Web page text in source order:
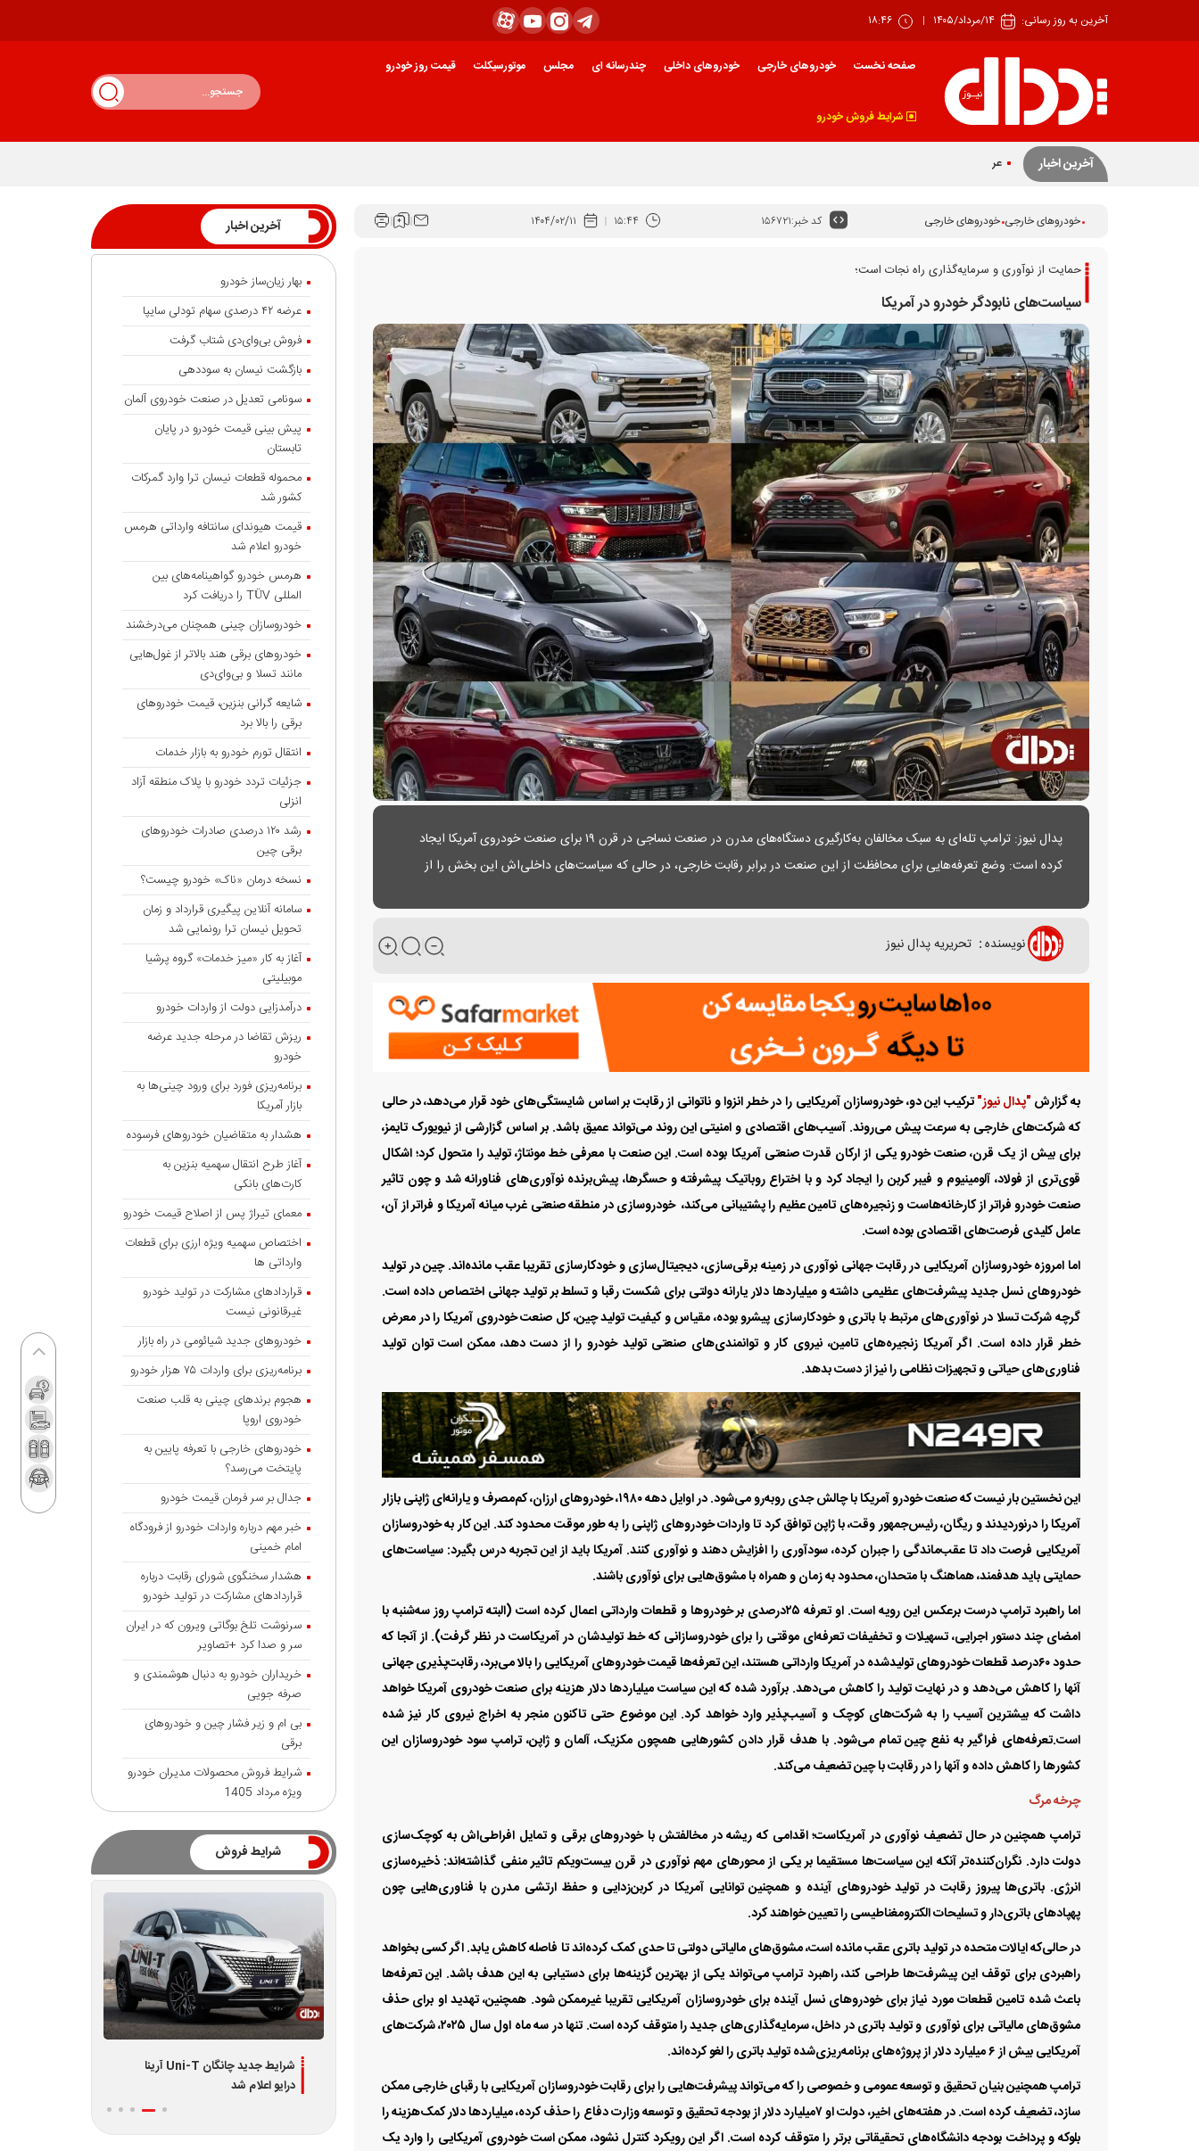
آخرین به روز رسانی: ۱۴/مرداد/۱۴۰۵ ۱۸:۴۶
صفحه نخست خودروهای خارجی خودروهای داخلی چندرسانه ای مجلس موتورسیکلت قیمت روز خودرو
شرایط فروش خودرو
آخرین اخبار عرضه ۴۲ درصدی سهام تودلی سایپا
خودروهای خارجی خودروهای خارجی کد خبر:۱۵۶۷۲۱ ۱۵:۴۴ ۱۴۰۴/۰۲/۱۱
حمایت از نوآوری و سرمایه‏‏‌گذاری راه نجات است؛
سیاست‏‏‌های نابودگر خودرو در آمریکا
پدال نیوز: ترامپ تله‌‌‌ای به سبک مخالفان به‌کارگیری دستگاه‌های مدرن در صنعت نساجی در قرن ۱۹ برای صنعت خودروی آمریکا ایجاد
کرده است: وضع تعرفه‌‌‌هایی برای محافظت از این صنعت در برابر رقابت خارجی، در حالی ‌‌‌که سیاست‌‌‌های داخلی‌‌‌اش این بخش را از
نویسنده: تحریریه پدال نیوز
به گزارش"پدال نیوز"ترکیب این دو، خودروسازان آمریکایی را در خطر انزوا و ناتوانی از رقابت بر اساس شایستگی‌‌‌های خود قرار می‌دهد، در حالی
‌‌‌که شرکت‌های خارجی به سرعت پیش می‌‌‌روند. آسیب‌‌‌های اقتصادی و امنیتی این روند می‌تواند عمیق باشد. بر اساس گزارشی از نیویورک تایمز،
برای بیش از یک قرن، صنعت خودرو یکی از ارکان قدرت صنعتی آمریکا بوده است. این صنعت با معرفی خط مونتاژ، تولید را متحول کرد؛ اشکال
قوی‌‌‌تری از فولاد، آلومینیوم و فیبر کربن را ایجاد کرد و با اختراع روباتیک پیشرفته و حسگرها، پیش‌‌‌برنده نوآوری‌‌‌های فناورانه شد و چون تاثیر
صنعت خودرو فراتر از کارخانه‌‌‌هاست و زنجیره‌‌‌های تامین عظیم را پشتیبانی می‌کند، خودروسازی در منطقه صنعتی غرب میانه آمریکا و فراتر از آن،
عامل کلیدی فرصت‌‌‌های اقتصادی بوده است.
اما امروزه خودروسازان آمریکایی در رقابت جهانی نوآوری در زمینه برقی‌‌‌سازی، دیجیتال‌‌‌سازی و خودکارسازی تقریبا عقب مانده‌اند. چین در تولید
خودروهای نسل جدید پیشرفت‌‌‌های عظیمی داشته و میلیاردها دلار یارانه دولتی برای شکست رقبا و تسلط بر تولید جهانی اختصاص داده است.
گرچه شرکت تسلا در نوآوری‌‌‌های مرتبط با باتری و خودکارسازی پیشرو بوده، مقیاس و کیفیت تولید چین، کل صنعت خودروی آمریکا را در معرض
خطر قرار داده است. اگر آمریکا زنجیره‌‌‌های تامین، نیروی کار و توانمندی‌‌‌های صنعتی تولید خودرو را از دست دهد، ممکن است توان تولید
فناوری‌‌‌های حیاتی و تجهیزات نظامی را نیز از دست بدهد.
این نخستین بار نیست که صنعت خودرو آمریکا با چالش جدی روبه‌‌‌رو می‌شود. در اوایل دهه ۱۹۸۰، خودروهای ارزان، کم‌‌‌مصرف و یارانه‌‌‌ای ژاپنی بازار
آمریکا را درنوردیدند و ریگان، رئیس‌‌‌جمهور وقت، با ژاپن توافق کرد تا واردات خودروهای ژاپنی را به طور موقت محدود کند. این کار به خودروسازان
آمریکایی فرصت داد تا عقب‌‌‌ماندگی را جبران کرده، سودآوری را افزایش دهند و نوآوری کنند. آمریکا باید از این تجربه درس بگیرد: سیاست‌‌‌های
حمایتی باید هدفمند، هماهنگ با متحدان، محدود به زمان و همراه با مشوق‌‌‌هایی برای نوآوری باشند.
اما راهبرد ترامپ درست برعکس این رویه است. او تعرفه ۲۵درصدی بر خودروها و قطعات وارداتی اعمال کرده است (البته ترامپ روز سه‌‌‌شنبه با
امضای چند دستور اجرایی، تسهیلات و تخفیفات تعرفه‌‌‌ای موقتی را برای خودروسازانی که خط تولیدشان در آمریکاست در نظر گرفت). از آنجا که
حدود ۶۰‌درصد قطعات خودروهای تولیدشده در آمریکا وارداتی هستند، این تعرفه‌‌‌ها قیمت خودروهای آمریکایی را بالا می‌‌‌برد، رقابت‌‌‌پذیری جهانی
آنها را کاهش می‌دهد و در نهایت تولید را کاهش می‌دهد. برآورد شده که این سیاست میلیاردها دلار هزینه برای صنعت خودروی آمریکا خواهد
داشت که بیشترین آسیب را به شرکت‌های کوچک و آسیب‌‌‌پذیر وارد خواهد کرد. این موضوع حتی تاکنون منجر به اخراج نیروی کار نیز شده
است.تعرفه‌‌‌های فراگیر به نفع چین تمام می‌شود. با هدف قرار دادن کشورهایی همچون مکزیک، آلمان و ژاپن، ترامپ سود خودروسازان این
کشورها را کاهش داده و آنها را در رقابت با چین تضعیف می‌کند.
چرخه مرگ
ترامپ همچنین در حال تضعیف نوآوری در آمریکاست؛ اقدامی که ریشه در مخالفتش با خودروهای برقی و تمایل افراطی‌‌‌اش به کوچک‌‌‌سازی
دولت دارد. نگران‌‌‌کننده‌‌‌تر آنکه این سیاست‌‌‌ها مستقیما بر یکی از محورهای مهم نوآوری در قرن بیست‌‌‌ویکم تاثیر منفی گذاشته‌‌‌اند: ذخیره‌‌‌سازی
انرژی. باتری‌‌‌ها پیروز رقابت در تولید خودروهای آینده و همچنین توانایی آمریکا در کربن‌‌‌زدایی و حفظ ارتشی مدرن با فناوری‌‌‌هایی چون
پهپادهای باتری‌‌‌دار و تسلیحات الکترومغناطیسی را تعیین خواهند کرد.
در حالی‌‌‌که ایالات متحده در تولید باتری عقب مانده است، مشوق‌‌‌های مالیاتی دولتی تا حدی کمک کرده‌‌‌اند تا فاصله کاهش یابد. اگر کسی بخواهد
راهبردی برای توقف این پیشرفت‌‌‌ها طراحی کند، راهبرد ترامپ می‌تواند یکی از بهترین گزینه‌‌‌ها برای دستیابی به این هدف باشد. این تعرفه‌‌‌ها
باعث شده تامین قطعات مورد نیاز برای خودروهای نسل آینده برای خودروسازان آمریکایی تقریبا غیرممکن شود. همچنین، تهدید او برای حذف
مشوق‌‌‌های مالیاتی برای نوآوری و تولید باتری در داخل، سرمایه‌‌‌گذاری‌‌‌های جدید را متوقف کرده است. تنها در سه ماه اول سال ۲۰۲۵، شرکت‌های
آمریکایی بیش از ۶ میلیارد دلار از پروژه‌‌‌های برنامه‌‌‌ریزی‌‌‌شده تولید باتری را لغو کرده‌‌‌اند.
ترامپ همچنین بنیان تحقیق و توسعه عمومی و خصوصی را که می‌تواند پیشرفت‌‌‌هایی را برای رقابت خودروسازان آمریکایی با رقبای خارجی ممکن
سازد، تضعیف کرده است. در هفته‌‌‌های اخیر، دولت او ۷میلیارد دلار از بودجه تحقیق و توسعه وزارت دفاع را حذف کرده، میلیاردها دلار کمک‌‌‌هزینه را
بلوکه و پرداخت بودجه دانشگاه‌‌‌های تحقیقاتی برتر را متوقف کرده است. اگر این رویکرد کنترل نشود، ممکن است خودروی آمریکایی را وارد یک
آخرین اخبار
بهار زیان‌ساز خودرو
عرضه ۴۲ درصدی سهام تودلی سایپا
فروش بی‌وای‌دی شتاب گرفت
بازگشت نیسان به سوددهی
سونامی تعدیل در صنعت خودروی آلمان
پیش بینی قیمت خودرو در پایان
تابستان
محموله قطعات نیسان ترا وارد گمرکات
کشور شد
قیمت هیوندای سانتافه وارداتی هرمس
خودرو اعلام شد
هرمس خودرو گواهینامه‌های بین
المللی TÜV را دریافت کرد
خودروسازان چینی همچنان می‌درخشند
خودروهای برقی هند بالاتر از غول‌هایی
مانند تسلا و بی‌وای‌دی
شایعه گرانی بنزین، قیمت خودروهای
برقی را بالا برد
انتقال تورم خودرو به بازار خدمات
جزئیات تردد خودرو با پلاک منطقه آزاد
انزلی
رشد ۱۲۰ درصدی صادرات خودروهای
برقی چین
نسخه درمان «ناک» خودرو چیست؟
سامانه آنلاین پیگیری قرارداد‌ و زمان
تحویل نیسان ترا رونمایی شد
آغاز به کار «میز خدمات» گروه پرشیا
موبیلیتی
درآمدزایی دولت از واردات خودرو
ریزش تقاضا در مرحله جدید عرضه
خودرو
برنامه‌ریزی فورد برای ورود چینی‌ها به
بازار آمریکا
هشدار به متقاضیان خودروهای فرسوده
آغاز طرح انتقال سهمیه بنزین به
کارت‌های بانکی
معمای تیراژ پس از اصلاح قیمت خودرو
اختصاص سهمیه ویژه ارزی برای قطعات
وارداتی ها
قراردادهای مشارکت در تولید خودرو
غیرقانونی نیست
خودروهای جدید شیائومی در راه بازار
برنامه‌ریزی برای واردات ۷۵ هزار خودرو
هجوم برندهای چینی به قلب صنعت
خودروی اروپا
خودروهای خارجی با تعرفه پایین به
پایتخت می‌رسد؟
جدال بر سر فرمان قیمت خودرو
خبر مهم درباره واردات خودرو از فرودگاه
امام خمینی
هشدار سخنگوی شورای رقابت درباره
قرارداد‌های مشارکت در تولید خودرو
سرنوشت تلخ بوگاتی ویرون که در ایران
سر و صدا کرد +تصاویر
خریداران خودرو به دنبال هوشمندی و
صرفه جویی
بی ام و زیر فشار چین و خودروهای
برقی
شرایط فروش محصولات مدیران خودرو
ویژه مرداد 1405
شرایط فروش
خودرو ویژه مرداد 1405
شرایط جدید چانگان Uni-T آرینا
درایو اعلام شد